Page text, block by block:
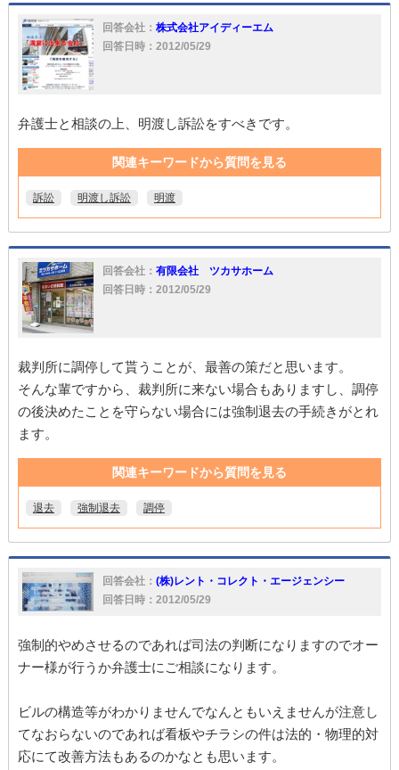
回答会社： 株式会社アイディーエム
回答日時：2012/05/29
弁護士と相談の上、明渡し訴訟をすべきです。
関連キーワードから質問を見る
訴訟 明渡し訴訟 明渡
回答会社： 有限会社 ツカサホーム
回答日時：2012/05/29
裁判所に調停して貰うことが、最善の策だと思います。
そんな輩ですから、裁判所に来ない場合もありますし、調停
の後決めたことを守らない場合には強制退去の手続きがとれ
ます。
関連キーワードから質問を見る
退去 強制退去 調停
回答会社： (株)レント・コレクト・エージェンシー
回答日時：2012/05/29
強制的やめさせるのであれば司法の判断になりますのでオー
ナー様が行うか弁護士にご相談になります。
ビルの構造等がわかりませんでなんともいえませんが注意し
てなおらないのであれば看板やチラシの件は法的・物理的対
応にて改善方法もあるのかなとも思います。